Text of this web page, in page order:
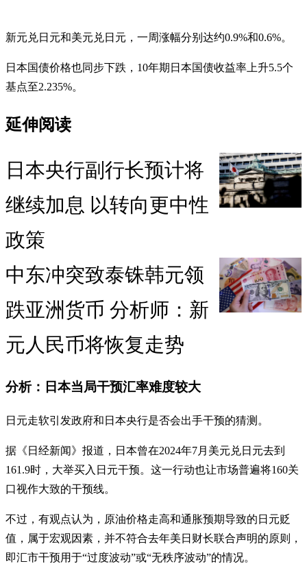
新元兑日元和美元兑日元，一周涨幅分别达约0.9%和0.6%。
日本国债价格也同步下跌，10年期日本国债收益率上升5.5个
基点至2.235%。
延伸阅读
日本央行副行长预计将
继续加息 以转向更中性
政策
中东冲突致泰铢韩元领
跌亚洲货币 分析师：新
元人民币将恢复走势
分析：日本当局干预汇率难度较大
日元走软引发政府和日本央行是否会出手干预的猜测。
据《日经新闻》报道，日本曾在2024年7月美元兑日元去到
161.9时，大举买入日元干预。这一行动也让市场普遍将160关
口视作大致的干预线。
不过，有观点认为，原油价格走高和通胀预期导致的日元贬
值，属于宏观因素，并不符合去年美日财长联合声明的原则，
即汇市干预用于“过度波动”或“无秩序波动”的情况。